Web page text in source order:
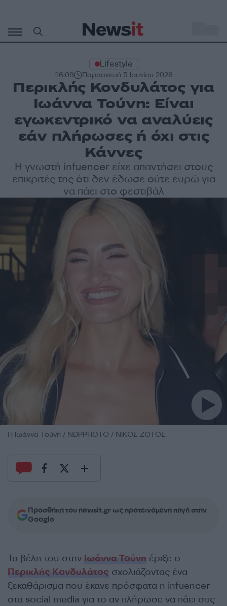
περιεχόμενο
Lifestyle
16:09 Παρασκευή 5 Ιουνίου 2026
Περικλής Κονδυλάτος για
Ιωάννα Τούνη: Είναι
εγωκεντρικό να αναλύεις
εάν πλήρωσες ή όχι στις
Κάννες
Η γνωστή infuencer είχε απαντήσει στους
επικριτές της ότι δεν έδωσε ούτε ευρώ για
να πάει στο φεστιβάλ
H Ιωάννα Τούνη / NDPPHOTO / ΝΙΚΟΣ ΖΟΤΟΣ
Προσθήκη του newsit.gr ως προτεινόμενη πηγή στην
Google
Τα βέλη του στην Ιωάννα Τούνη έριξε ο
Περικλής Κονδυλάτος σχολιάζοντας ένα
ξεκαθάρισμα που έκανε πρόσφατα η infuencer
στα social media για το αν πλήρωσε να πάει στις